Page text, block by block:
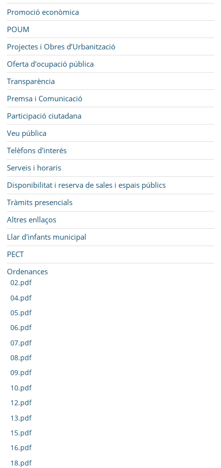
Promoció econòmica
POUM
Projectes i Obres d’Urbanització
Oferta d'ocupació pública
Transparència
Premsa i Comunicació
Participació ciutadana
Veu pública
Telèfons d'interés
Serveis i horaris
Disponibilitat i reserva de sales i espais públics
Tràmits presencials
Altres enllaços
Llar d'infants municipal
PECT
Ordenances
02.pdf
04.pdf
05.pdf
06.pdf
07.pdf
08.pdf
09.pdf
10.pdf
12.pdf
13.pdf
15.pdf
16.pdf
18.pdf